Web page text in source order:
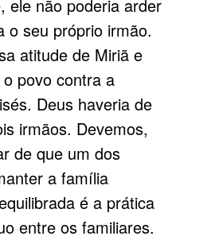
ele não poderia arder
o seu próprio irmão.
atitude de Miriã e
povo contra a
Deus haveria de
irmãos. Devemos,
de que um dos
a família
é a prática
entre os familiares.